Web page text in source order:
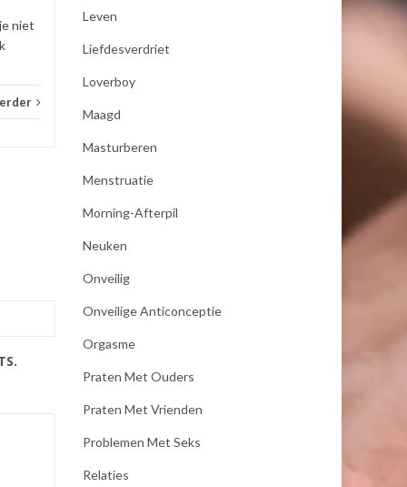
niet
Leven
Liefdesverdriet
Loverboy
Maagd
Masturberen
Menstruatie
Morning-Afterpil
Neuken
Onveilig
Onveilige Anticonceptie
Orgasme
Praten Met Ouders
Praten Met Vrienden
Problemen Met Seks
Relaties